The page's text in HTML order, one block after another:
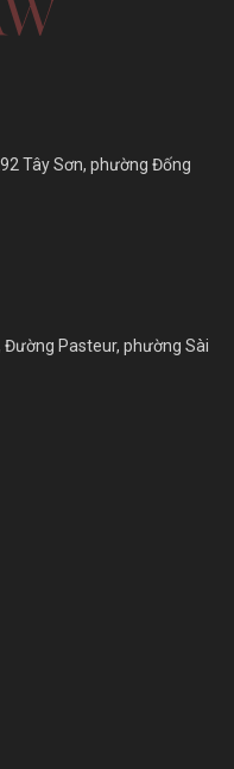
Tây Sơn, phường Đống
Đường Pasteur, phường Sài